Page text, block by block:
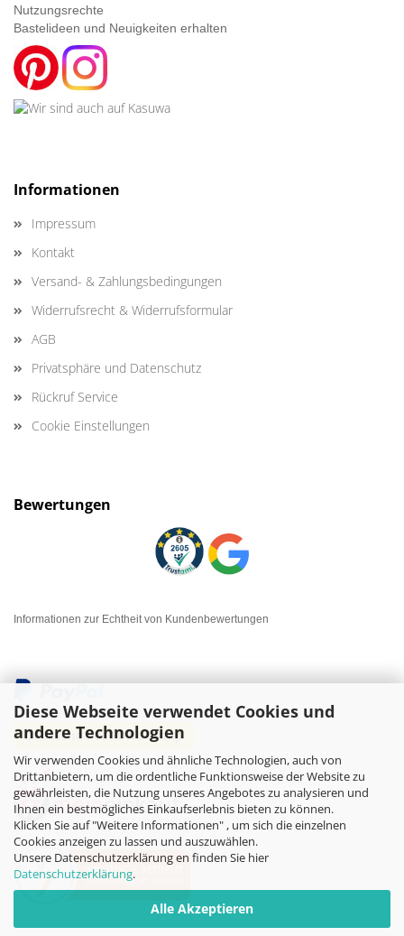
Diese Webseite verwendet Cookies und
andere Technologien
Wir verwenden Cookies und ähnliche Technologien, auch von
Drittanbietern, um die ordentliche Funktionsweise der Website zu
gewährleisten, die Nutzung unseres Angebotes zu analysieren und
Ihnen ein bestmögliches Einkaufserlebnis bieten zu können.
Klicken Sie auf "Weitere Informationen" , um sich die einzelnen
Cookies anzeigen zu lassen und auszuwählen.
Unsere Datenschutzerklärung en finden Sie hier
Datenschutzerklärung.
Alle Akzeptieren
Nutzungsrechte
Bastelideen und Neuigkeiten erhalten
Informationen
Impressum
Kontakt
Versand- & Zahlungsbedingungen
Widerrufsrecht & Widerrufsformular
AGB
Privatsphäre und Datenschutz
Rückruf Service
Cookie Einstellungen
Bewertungen
Informationen zur Echtheit von Kundenbewertungen